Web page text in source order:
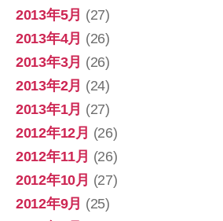
2013年5月 (27)
2013年4月 (26)
2013年3月 (26)
2013年2月 (24)
2013年1月 (27)
2012年12月 (26)
2012年11月 (26)
2012年10月 (27)
2012年9月 (25)